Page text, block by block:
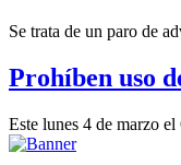
Se trata de un paro de
Prohíben uso
Este lunes 4 de marzo